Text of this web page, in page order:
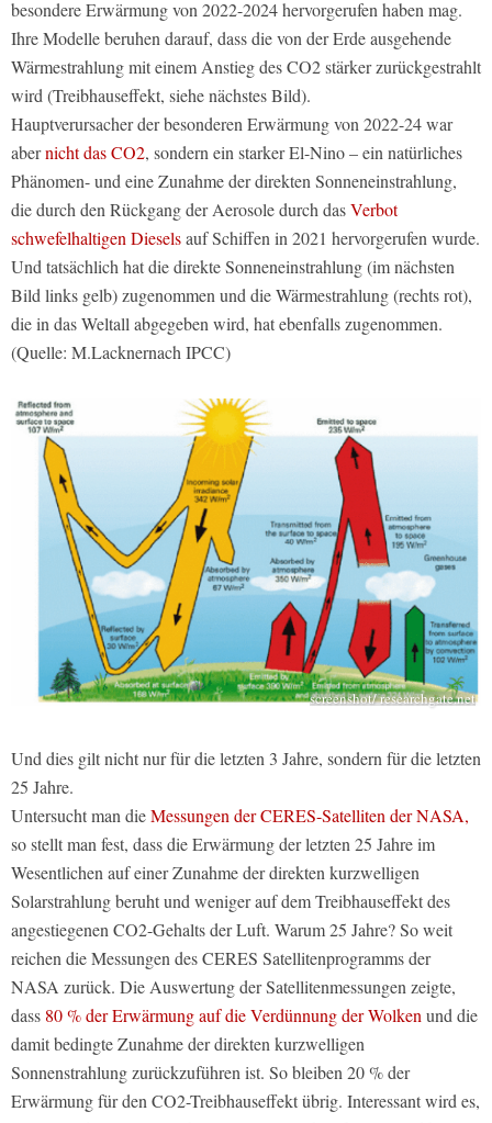
besondere Erwärmung von 2022-2024 hervorgerufen haben mag.
Ihre Modelle beruhen darauf, dass die von der Erde ausgehende
Wärmestrahlung mit einem Anstieg des CO2 stärker zurückgestrahlt
wird (Treibhauseffekt, siehe nächstes Bild).
Hauptverursacher der besonderen Erwärmung von 2022-24 war
abernicht das CO2, sondern ein starker El-Nino – ein natürliches
Phänomen- und eine Zunahme der direkten Sonneneinstrahlung,
die durch den Rückgang der Aerosole durch dasVerbot
schwefelhaltigen Dieselsauf Schiffen in 2021 hervorgerufen wurde.
Und tatsächlich hat die direkte Sonneneinstrahlung (im nächsten
Bild links gelb) zugenommen und die Wärmestrahlung (rechts rot),
die in das Weltall abgegeben wird, hat ebenfalls zugenommen.
(Quelle: M.Lacknernach IPCC)
screenshot/ researchgate.net
Und dies gilt nicht nur für die letzten 3 Jahre, sondern für die letzten
25 Jahre.
Untersucht man dieMessungen der CERES-Satelliten der NASA,
so stellt man fest, dass die Erwärmung der letzten 25 Jahre im
Wesentlichen auf einer Zunahme der direkten kurzwelligen
Solarstrahlung beruht und weniger auf dem Treibhauseffekt des
angestiegenen CO2-Gehalts der Luft. Warum 25 Jahre? So weit
reichen die Messungen des CERES Satellitenprogramms der
NASA zurück. Die Auswertung der Satellitenmessungen zeigte,
dass 80 % der Erwärmung auf die Verdünnung der Wolken und die
damit bedingte Zunahme der direkten kurzwelligen
Sonnenstrahlung zurückzuführen ist. So bleiben 20 % der
Erwärmung für den CO2-Treibhauseffekt übrig. Interessant wird es,